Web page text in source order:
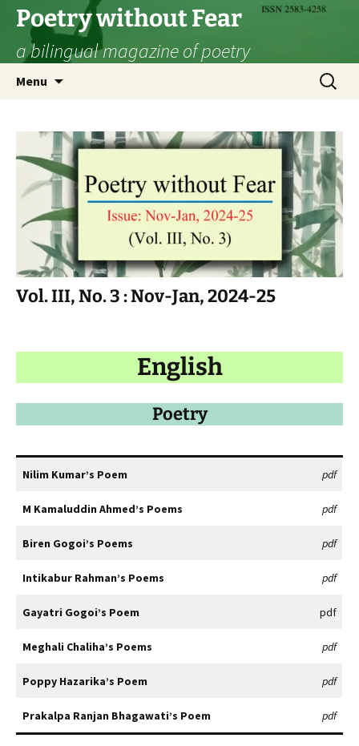
Skip
content
Poetry without Fear
a bilingual magazine of poetry
Menu
Search
for:
Vol. III, No. 3 : Nov-Jan, 2024-25
English
Poetry
Nilim Kumar’s Poem pdf
M Kamaluddin Ahmed’s Poems pdf
Biren Gogoi’s Poems pdf
Intikabur Rahman’s Poems pdf
Gayatri Gogoi’s Poem pdf
Meghali Chaliha’s Poems pdf
Poppy Hazarika’s Poem pdf
Prakalpa Ranjan Bhagawati’s Poem pdf